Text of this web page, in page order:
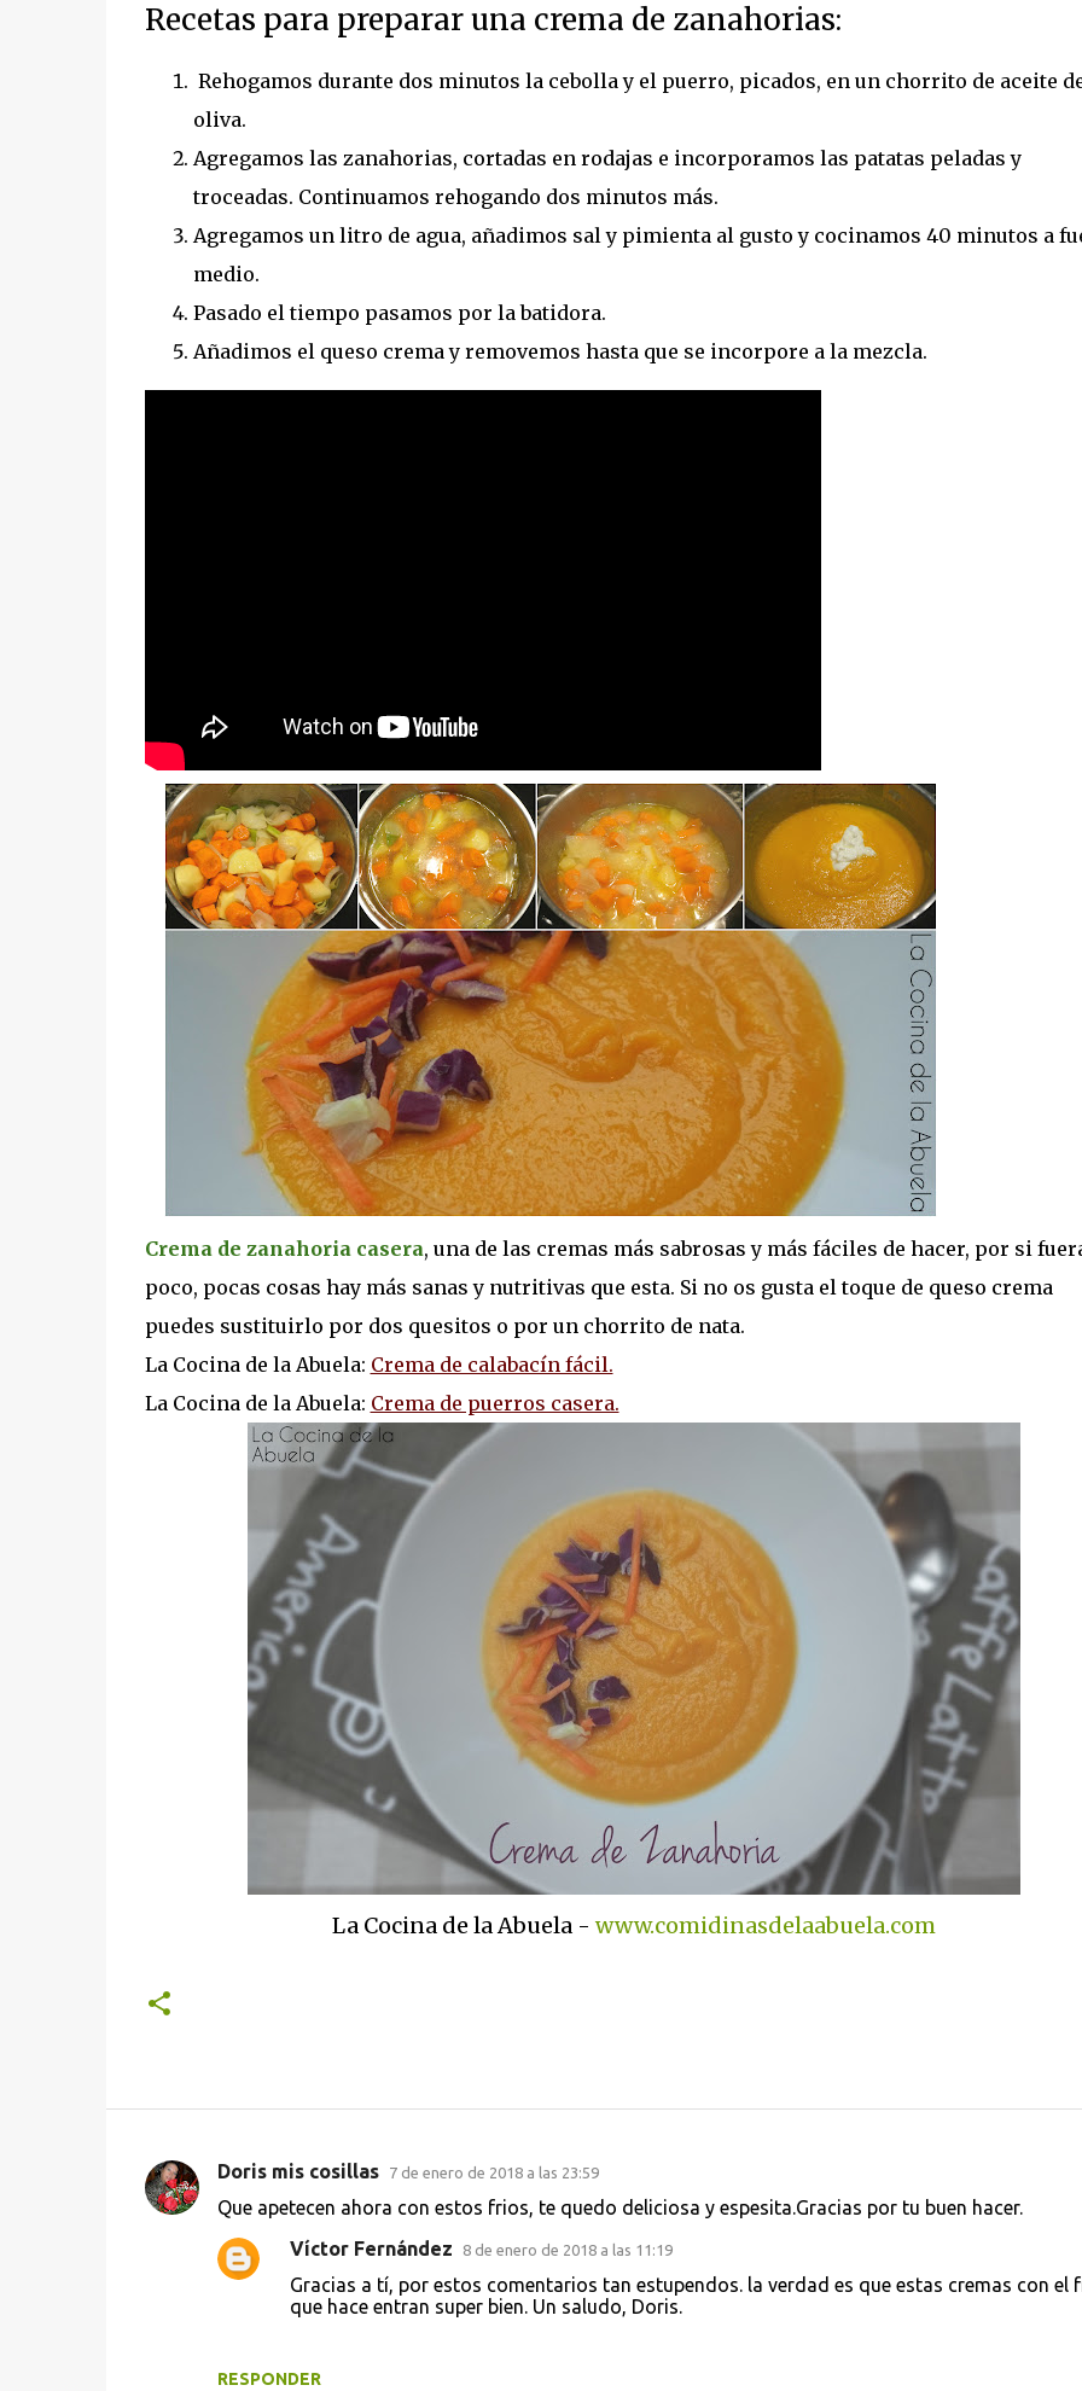
Recetas para preparar una crema de zanahorias:
Rehogamos durante dos minutos la cebolla y el puerro, picados, en un chorrito de aceite
oliva.
Agregamos las zanahorias, cortadas en rodajas e incorporamos las patatas peladas y
troceadas. Continuamos rehogando dos minutos más.
Agregamos un litro de agua, añadimos sal y pimienta al gusto y cocinamos 40 minutos a
medio.
Pasado el tiempo pasamos por la batidora.
Añadimos el queso crema y removemos hasta que se incorpore a la mezcla.
Crema de zanahoria casera, una de las cremas más sabrosas y más fáciles de hacer, por si
poco, pocas cosas hay más sanas y nutritivas que esta. Si no os gusta el toque de queso crema
puedes sustituirlo por dos quesitos o por un chorrito de nata.
La Cocina de la Abuela: Crema de calabacín fácil.
La Cocina de la Abuela: Crema de puerros casera.
La Cocina de la Abuela - www.comidinasdelaabuela.com
C
Doris mis cosillas 7 de enero de 2018 a las 23:59
Que apetecen ahora con estos frios, te quedo deliciosa y espesita.Gracias por tu buen hacer.
RESPONDER
Víctor Fernández 8 de enero de 2018 a las 11:19
Gracias a tí, por estos comentarios tan estupendos. la verdad es que estas cremas con el
que hace entran super bien. Un saludo, Doris.